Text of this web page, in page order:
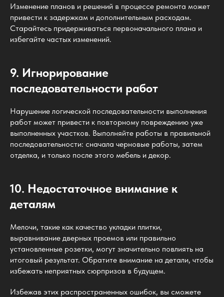
Изменение планов и решений в процессе ремонта может
привести к задержкам и дополнительным расходам.
Старайтесь придерживаться первоначального плана и
избегайте частых изменений.
9. Игнорирование
последовательности работ
Нарушение логической последовательности выполнения
работ может привести к повторному повреждению уже
выполненных участков. Выполняйте работы в правильной
последовательности: сначала черновые работы, затем
отделка, и только после этого мебель и декор.
10. Недостаточное внимание к
деталям
Мелочи, такие как качество укладки плитки,
выравнивание дверных проемов или правильно
установленные розетки, могут значительно повлиять на
итоговый результат. Обратите внимание на детали, чтобы
избежать неприятных сюрпризов в будущем.
Избежав этих распространенных ошибок, вы сможете